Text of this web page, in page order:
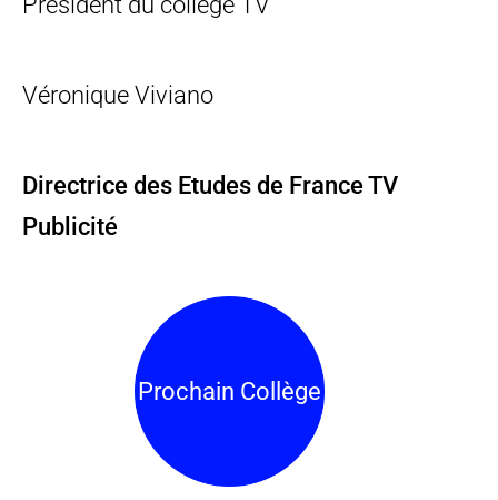
Véronique Viviano
Directrice des Etudes de France TV
Publicité
Prochain Collège